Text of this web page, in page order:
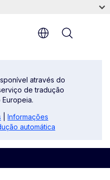
através do
de tradução
Europeia.
Informações
automática